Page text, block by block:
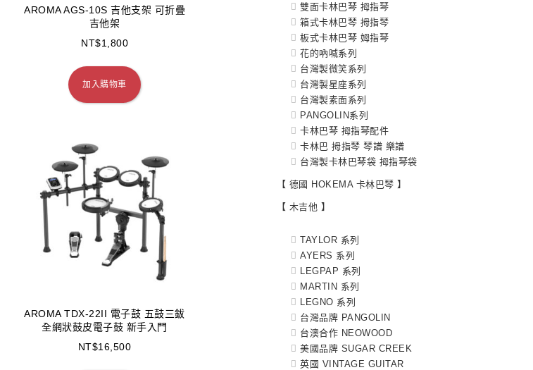
AROMA AGS-10S 吉他支架 可折疊
吉他架
NT$1,800
加入購物車
AROMA TDX-22II 電子鼓 五鼓三鈸
全網狀鼓皮電子鼓 新手入門
NT$16,500
雙面卡林巴琴 拇指琴
箱式卡林巴琴 拇指琴
板式卡林巴琴 姆指琴
花的吶喊系列
台灣製微笑系列
台灣製星座系列
台灣製素面系列
PANGOLIN系列
卡林巴琴 拇指琴配件
卡林巴 拇指琴 琴譜 樂譜
台灣製卡林巴琴袋 拇指琴袋
【 德國 HOKEMA 卡林巴琴 】
【 木吉他 】
TAYLOR 系列
AYERS 系列
LEGPAP 系列
MARTIN 系列
LEGNO 系列
台灣品牌 PANGOLIN
台澳合作 NEOWOOD
美國品牌 SUGAR CREEK
英國 VINTAGE GUITAR